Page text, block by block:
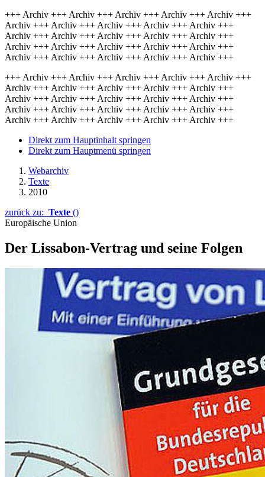
+++ Archiv +++ Archiv +++ Archiv +++ Archiv +++ Archiv +++
Archiv +++ Archiv +++ Archiv +++ Archiv +++ Archiv +++
Archiv +++ Archiv +++ Archiv +++ Archiv +++ Archiv +++
Archiv +++ Archiv +++ Archiv +++ Archiv +++ Archiv +++
Archiv +++ Archiv +++ Archiv +++ Archiv +++ Archiv +++
+++ Archiv +++ Archiv +++ Archiv +++ Archiv +++ Archiv +++
Archiv +++ Archiv +++ Archiv +++ Archiv +++ Archiv +++
Archiv +++ Archiv +++ Archiv +++ Archiv +++ Archiv +++
Archiv +++ Archiv +++ Archiv +++ Archiv +++ Archiv +++
Archiv +++ Archiv +++ Archiv +++ Archiv +++ Archiv +++
Direkt zum Hauptinhalt springen
Direkt zum Hauptmenü springen
Webarchiv
Texte
2010
zurück zu: Texte ()
Europäische Union
Der Lissabon-Vertrag und seine Folgen